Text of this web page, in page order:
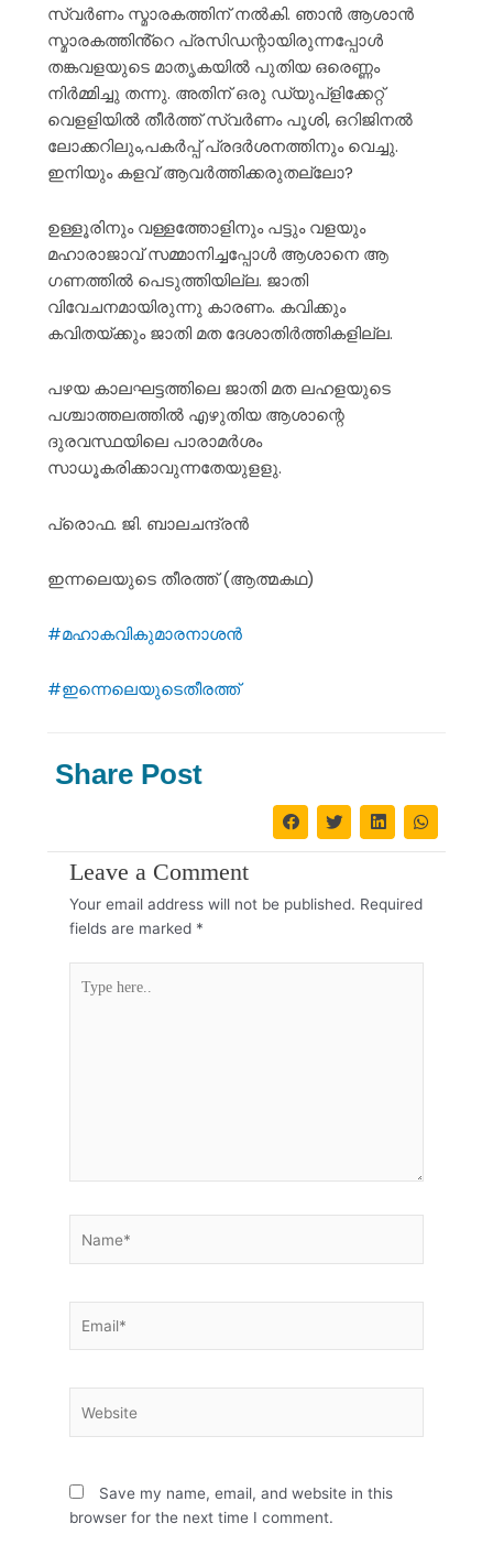
സ്വര്‍ണം സ്മാരകത്തിന് നല്‍കി. ഞാൻ ആശാൻ
സ്മാരകത്തിൻ്റെ പ്രസിഡന്റായിരുന്നപ്പോൾ
തങ്കവളയുടെ മാതൃകയിൽ പുതിയ ഒരെണ്ണം
നിർമ്മിച്ചു തന്നു. അതിന് ഒരു ഡ്യുപ്ളിക്കേറ്റ്
വെളളിയിൽ തീർത്ത് സ്വർണം പൂശി, ഒറിജിനൽ
ലോക്കറിലും,പകർപ്പ് പ്രദർശനത്തിനും വെച്ചു.
ഇനിയും കളവ് ആവർത്തിക്കരുതല്ലോ?
ഉള്ളൂരിനും വള്ളത്തോളിനും പട്ടും വളയും
മഹാരാജാവ് സമ്മാനിച്ചപ്പോൾ ആശാനെ ആ
ഗണത്തിൽ പെടുത്തിയില്ല. ജാതി
വിവേചനമായിരുന്നു കാരണം. കവിക്കും
കവിതയ്ക്കും ജാതി മത ദേശാതിർത്തികളില്ല.
പഴയ കാലഘട്ടത്തിലെ ജാതി മത ലഹളയുടെ
പശ്ചാത്തലത്തിൽ എഴുതിയ ആശാന്റെ
ദുരവസ്ഥയിലെ പാരാമർശം
സാധൂകരിക്കാവുന്നതേയുളളു.
പ്രൊഫ. ജി. ബാലചന്ദ്രന്‍
ഇന്നലെയുടെ തീരത്ത് (ആത്മകഥ)
#മഹാകവികുമാരനാശൻ
#ഇന്നെലെയുടെതീരത്ത്
Share Post
Leave a Comment
Your email address will not be published. Required
fields are marked *
here..
Save my name, email, and website in this
browser for the next time I comment.